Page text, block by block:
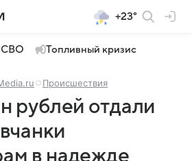
+23°
СВО Топливный кризис
Происшествия
рублей отдали
в надежде